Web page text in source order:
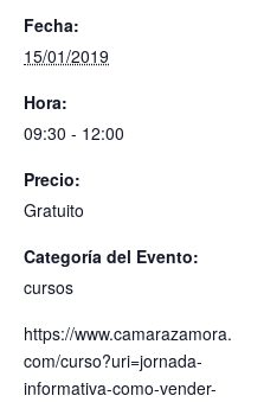
Fecha:
15/01/2019
Hora:
09:30 - 12:00
Precio:
Gratuito
Categoría del Evento:
cursos
https://www.camarazamora.
com/curso?uri=jornada-
informativa-como-vender-